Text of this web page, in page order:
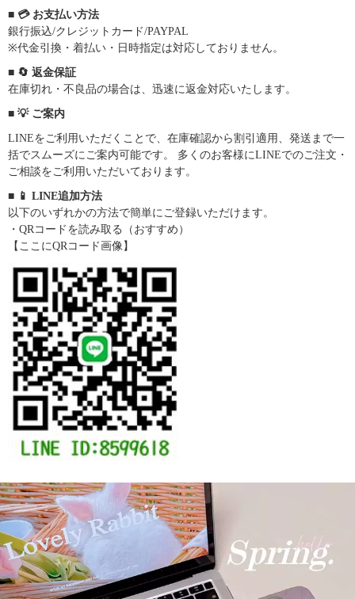
■ 💳 お支払い方法
銀行振込/クレジットカード/PAYPAL
※代金引換・着払い・日時指定は対応しておりません。
■ 🔄 返金保証
在庫切れ・不良品の場合は、迅速に返金対応いたします。
■ 💡 ご案内
LINEをご利用いただくことで、在庫確認から割引適用、発送まで一
括でスムーズにご案内可能です。 多くのお客様にLINEでのご注文・
ご相談をご利用いただいております。
■ 📱 LINE追加方法
以下のいずれかの方法で簡単にご登録いただけます。
・QRコードを読み取る（おすすめ）
【ここにQRコード画像】